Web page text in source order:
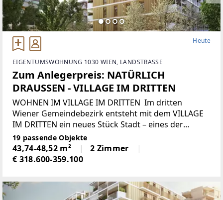
Heute
EIGENTUMSWOHNUNG 1030 WIEN, LANDSTRASSE
Zum Anlegerpreis: NATÜRLICH
DRAUSSEN - VILLAGE IM DRITTEN
WOHNEN IM VILLAGE IM DRITTEN Im dritten
Wiener Gemeindebezirk entsteht mit dem VILLAGE
IM DRITTEN ein neues Stück Stadt – eines der
größten Stadtentwicklungsgebiete Wiens. Auf über
elf Hektar entwickelt die ARE Austrian Real Estate
19 passende Objekte
43,74-48,52 m²
2 Zimmer
€ 318.600-359.100